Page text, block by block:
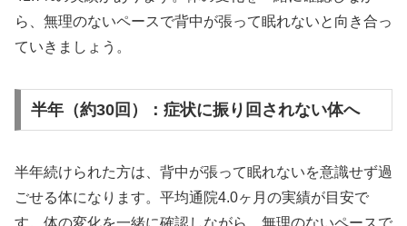
ら、無理のないペースで背中が張って眠れないと向き合っ
ていきましょう。
半年（約30回）：症状に振り回されない体へ
半年続けられた方は、背中が張って眠れないを意識せず過
ごせる体になります。平均通院4.0ヶ月の実績が目安で
す。体の変化を一緒に確認しながら、無理のないペースで